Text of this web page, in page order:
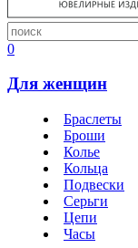
0
Для женщин
Браслеты
Броши
Колье
Кольца
Подвески
Серьги
Цепи
Часы